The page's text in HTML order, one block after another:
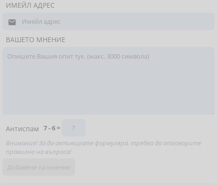
ИМЕЙЛ АДРЕС

ВАШЕТО МНЕНИЕ
Антиспам
7 - 6 =
Внимание! За да активирате формуляра, трябва да отговорите
правилно на въпроса!